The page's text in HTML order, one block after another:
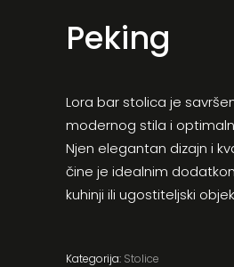
Peking
Lora bar stolica je
modernog stila i
Njen elegantan dizajn i
čine je idealnim
kuhinji ili ugostiteljski
Kategorija: Stolice